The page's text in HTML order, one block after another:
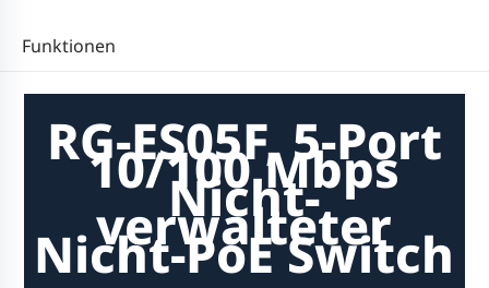
Funktionen
RG-ES05F, 5-Port
10/100 Mbps
Nicht-
verwalteter
Nicht-PoE Switch